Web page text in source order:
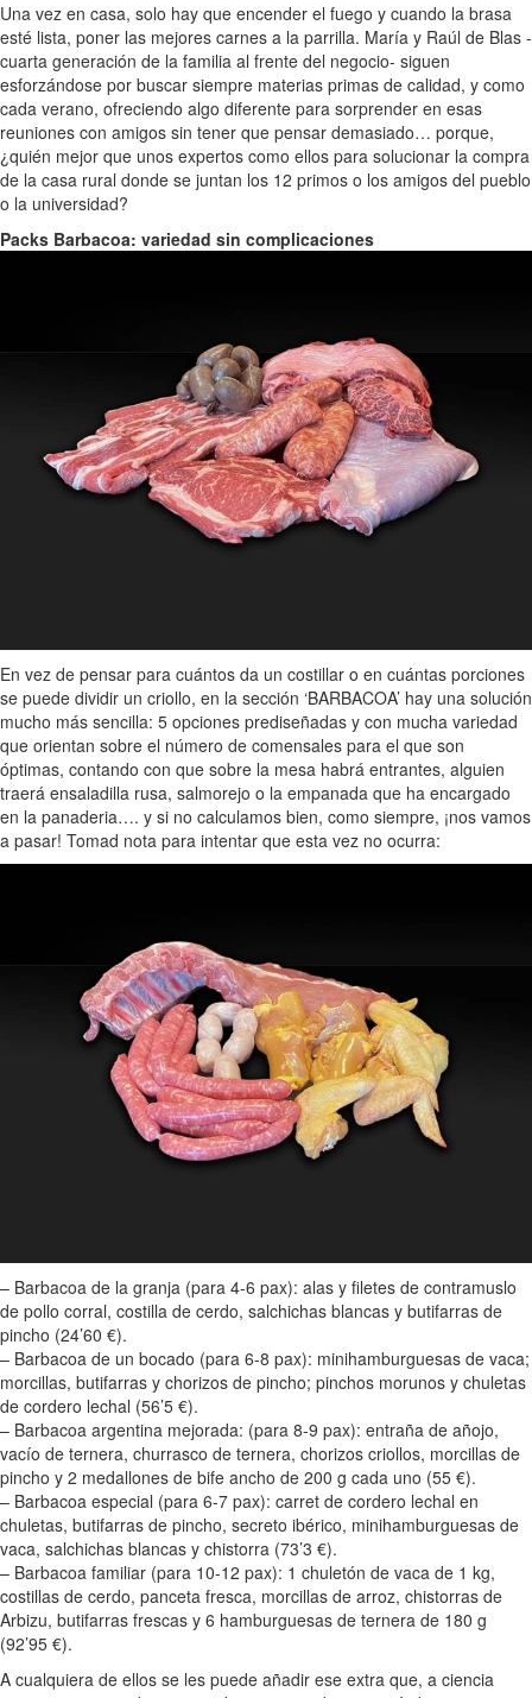
Una vez en casa, solo hay que encender el fuego y cuando la brasa
esté lista, poner las mejores carnes a la parrilla. María y Raúl de Blas -
cuarta generación de la familia al frente del negocio- siguen
esforzándose por buscar siempre materias primas de calidad, y como
cada verano, ofreciendo algo diferente para sorprender en esas
reuniones con amigos sin tener que pensar demasiado… porque,
¿quién mejor que unos expertos como ellos para solucionar la compra
de la casa rural donde se juntan los 12 primos o los amigos del pueblo
o la universidad?
Packs Barbacoa: variedad sin complicaciones
En vez de pensar para cuántos da un costillar o en cuántas porciones
se puede dividir un criollo, en la sección ‘BARBACOA’ hay una solución
mucho más sencilla: 5 opciones prediseñadas y con mucha variedad
que orientan sobre el número de comensales para el que son
óptimas, contando con que sobre la mesa habrá entrantes, alguien
traerá ensaladilla rusa, salmorejo o la empanada que ha encargado
en la panaderia…. y si no calculamos bien, como siempre, ¡nos vamos
a pasar! Tomad nota para intentar que esta vez no ocurra:
– Barbacoa de la granja (para 4-6 pax): alas y filetes de contramuslo
de pollo corral, costilla de cerdo, salchichas blancas y butifarras de
pincho (24’60 €).
– Barbacoa de un bocado (para 6-8 pax): minihamburguesas de vaca;
morcillas, butifarras y chorizos de pincho; pinchos morunos y chuletas
de cordero lechal (56’5 €).
– Barbacoa argentina mejorada: (para 8-9 pax): entraña de añojo,
vacío de ternera, churrasco de ternera, chorizos criollos, morcillas de
pincho y 2 medallones de bife ancho de 200 g cada uno (55 €).
– Barbacoa especial (para 6-7 pax): carret de cordero lechal en
chuletas, butifarras de pincho, secreto ibérico, minihamburguesas de
vaca, salchichas blancas y chistorra (73’3 €).
– Barbacoa familiar (para 10-12 pax): 1 chuletón de vaca de 1 kg,
costillas de cerdo, panceta fresca, morcillas de arroz, chistorras de
Arbizu, butifarras frescas y 6 hamburguesas de ternera de 180 g
(92’95 €).
A cualquiera de ellos se les puede añadir ese extra que, a ciencia